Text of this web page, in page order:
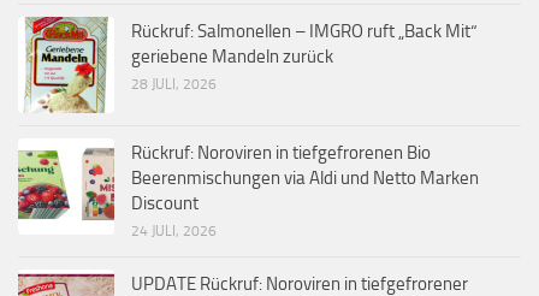
Rückruf: Salmonellen – IMGRO ruft „Back Mit“
geriebene Mandeln zurück
28 JULI, 2026
Rückruf: Noroviren in tiefgefrorenen Bio
Beerenmischungen via Aldi und Netto Marken
Discount
24 JULI, 2026
UPDATE Rückruf: Noroviren in tiefgefrorener